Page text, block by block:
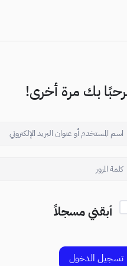
بك مرة أخرى!
أبقني مسجلاً
تسجيل الدخول